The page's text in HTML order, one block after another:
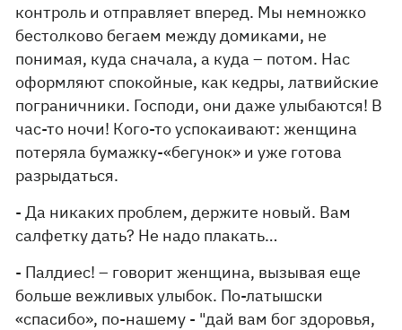
контроль и отправляет вперед. Мы немножко
бестолково бегаем между домиками, не
понимая, куда сначала, а куда – потом. Нас
оформляют спокойные, как кедры, латвийские
пограничники. Господи, они даже улыбаются! В
час-то ночи! Кого-то успокаивают: женщина
потеряла бумажку-«бегунок» и уже готова
разрыдаться.
- Да никаких проблем, держите новый. Вам
салфетку дать? Не надо плакать…
- Палдиес! – говорит женщина, вызывая еще
больше вежливых улыбок. По-латышски
«спасибо», по-нашему - "дай вам бог здоровья,